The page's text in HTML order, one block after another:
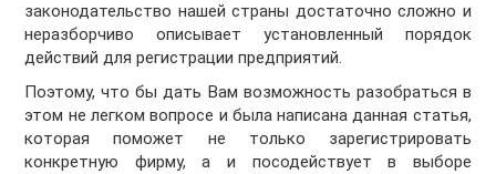
законодательство нашей страны достаточно сложно и
неразборчиво описывает установленный порядок
действий для регистрации предприятий.
Поэтому, что бы дать Вам возможность разобраться в
этом не легком вопросе и была написана данная статья,
которая поможет не только зарегистрировать
конкретную фирму, а и посодействует в выборе